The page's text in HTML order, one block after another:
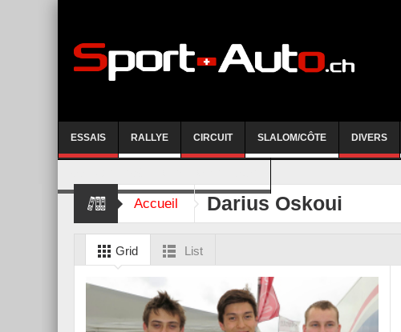
ESSAIS RALLYE CIRCUIT SLALOM/CÔTE DIVERS
Accueil Darius Oskoui
Grid List